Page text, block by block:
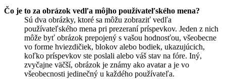
Čo je to za obrázok vedľa môjho používateľského mena?
Sú dva obrázky, ktoré sa môžu zobraziť vedľa
používateľského mena pri prezeraní príspevkov. Jeden z nich
môže byť obrázok prepojený s vašou hodnosťou, všeobecne
vo forme hviezdičiek, blokov alebo bodiek, ukazujúcich,
koľko príspevkov ste poslali alebo váš stav na fóre. Iný,
zvyčajne väčší, obrázok je známy ako avatar a je vo
všeobecnosti jedinečný u každého používateľa.